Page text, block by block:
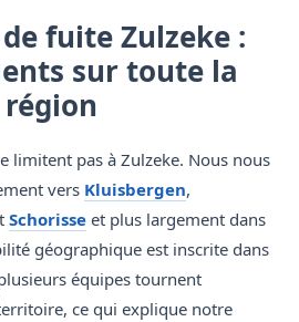
fuite Zulzeke :
sur toute la
région
limitent pas à Zulzeke. Nous nous
vers Kluisbergen,
Schorisse et plus largement dans
géographique est inscrite dans
équipes tournent
ce qui explique notre